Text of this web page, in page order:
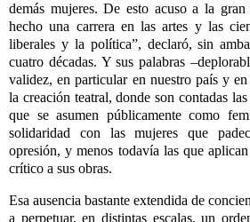
demás mujeres. De esto acuso a la gran
hecho una carrera en las artes y las
liberales y la política”, declaró, sin
cuatro décadas. Y sus palabras –
validez, en particular en nuestro país y en
la creación teatral, donde son contadas
que se asumen públicamente como
solidaridad con las mujeres que
opresión, y menos todavía las que
crítico a sus obras.
Esa ausencia bastante extendida de
a perpetuar, en distintas escalas, un